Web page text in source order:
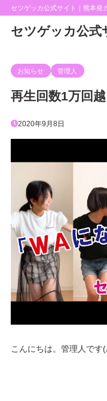
セツゲッカ公式サイト｜熊本発
セツゲッカ公式
お知らせ 管理人
再生回数1万回越
2020年9月8日
こんにちは。管理人です